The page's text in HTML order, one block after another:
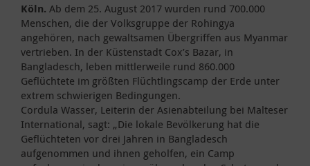
Köln. Ab dem 25. August 2017 wurden rund 700.000
Menschen, die der Volksgruppe der Rohingya
angehören, nach gewaltsamen Übergriffen aus Myanmar
vertrieben. In der Küstenstadt Cox’s Bazar, in
Bangladesch, leben mittlerweile rund 860.000
Geflüchtete im größten Flüchtlingscamp der Erde unter
extrem schwierigen Bedingungen.
Cordula Wasser, Leiterin der Asienabteilung bei Malteser
International, sagt: „Die lokale Bevölkerung hat die
Geflüchteten vor drei Jahren in Bangladesch
aufgenommen und ihnen geholfen, ein Camp